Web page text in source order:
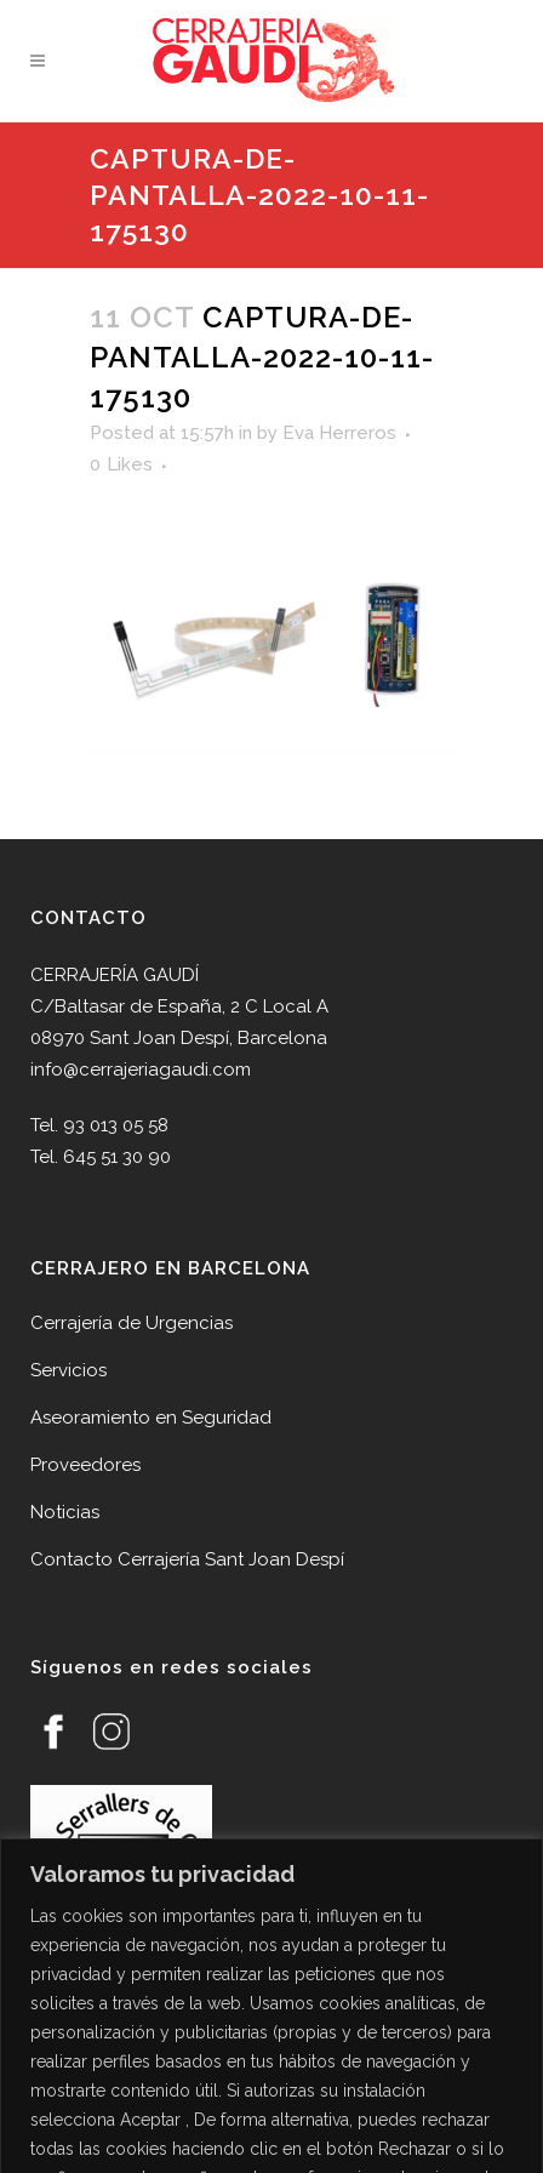
Valoramos tu privacidad
Las cookies son importantes para ti, influyen en tu
experiencia de navegación, nos ayudan a proteger tu
privacidad y permiten realizar las peticiones que nos
solicites a través de la web. Usamos cookies analíticas, de
personalización y publicitarias (propias y de terceros) para
realizar perfiles basados en tus hábitos de navegación y
mostrarte contenido útil. Si autorizas su instalación
selecciona Aceptar , De forma alternativa, puedes rechazar
todas las cookies haciendo clic en el botón Rechazar o si lo
CAPTURA-DE-
PANTALLA-2022-10-11-
175130
11 OCT CAPTURA-DE-
PANTALLA-2022-10-11-
175130
Posted at 15:57h in by Eva Herreros
0 Likes
CONTACTO
CERRAJERÍA GAUDÍ
C/Baltasar de España, 2 C Local A
08970 Sant Joan Despí, Barcelona
info@cerrajeriagaudi.com
Tel. 93 013 05 58
Tel. 645 51 30 90
CERRAJERO EN BARCELONA
Cerrajería de Urgencias
Servicios
Aseoramiento en Seguridad
Proveedores
Noticias
Contacto Cerrajería Sant Joan Despí
Síguenos en redes sociales
PROTECCIÓN DE DATOS
Política de Privacidad
Política de Cookies
Aviso Legal